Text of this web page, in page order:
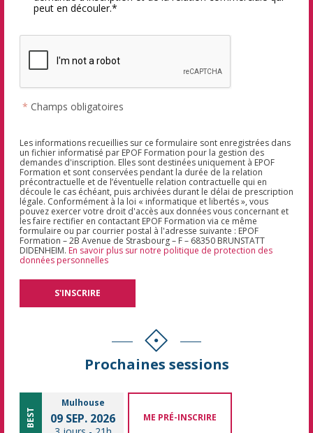
peut en découler.*
* Champs obligatoires
Les informations recueillies sur ce formulaire sont enregistrées dans
un fichier informatisé par EPOF Formation pour la gestion des
demandes d'inscription. Elles sont destinées uniquement à EPOF
Formation et sont conservées pendant la durée de la relation
précontractuelle et de l’éventuelle relation contractuelle qui en
découle le cas échéant, puis archivées durant le délai de prescription
légale. Conformément à la loi « informatique et libertés », vous
pouvez exercer votre droit d'accès aux données vous concernant et
les faire rectifier en contactant EPOF Formation via ce même
formulaire ou par courrier postal à l'adresse suivante : EPOF
Formation – 2B Avenue de Strasbourg – F – 68350 BRUNSTATT
DIDENHEIM. En savoir plus sur notre politique de protection des
données personnelles
Prochaines sessions
BEST
Mulhouse
09 SEP. 2026 ME PRÉ-INSCRIRE